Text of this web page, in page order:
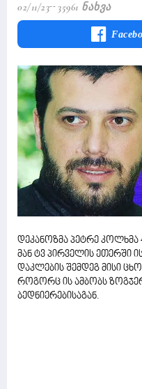
02/11/23 35961 Ნახვა
დეკანოზმა პეტრე კოლხმა
მან ტვ პირველის ეთერში
დაკლების შემდეგ მისი
როგორც ის ამბობს
ბედნიერებისაგან.